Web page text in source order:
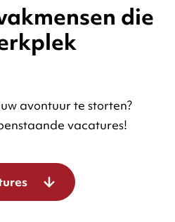
die
avontuur te storten?
vacatures!